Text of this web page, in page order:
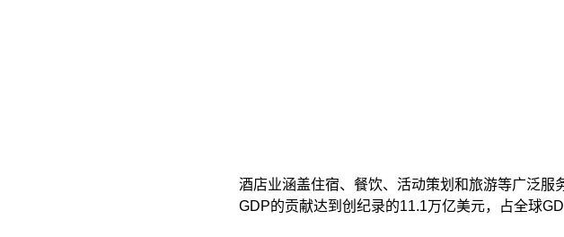
酒店业涵盖住宿、餐饮、活动策划和旅游等广泛
GDP的贡献达到创纪录的11.1万亿美元，占全球